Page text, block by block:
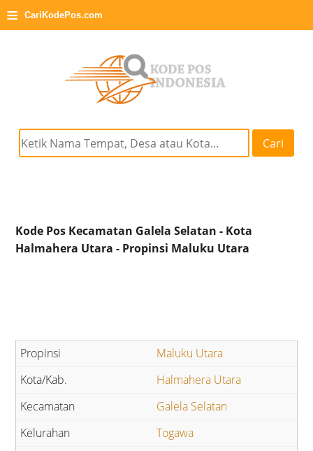
≡ CariKodePos.com
Cari
Kode Pos Kecamatan Galela Selatan - Kota
Halmahera Utara - Propinsi Maluku Utara
Maluku Utara
Halmahera Utara
Galela Selatan
Togawa